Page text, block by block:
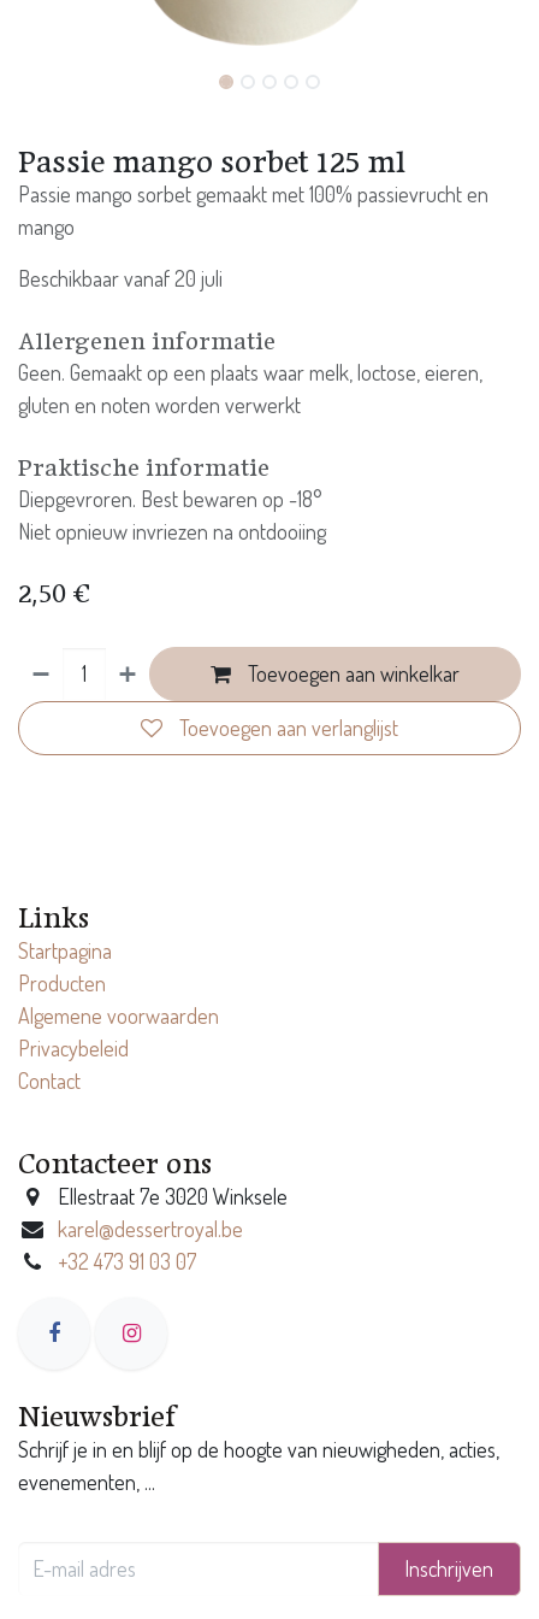
Passie mango sorbet 125 ml
Passie mango sorbet gemaakt met 100% passievrucht en
mango
Beschikbaar vanaf 20 juli
Allergenen informatie
Geen. Gemaakt op een plaats waar melk, loctose, eieren,
gluten en noten worden verwerkt
Praktische informatie
Diepgevroren. Best bewaren op -18°
Niet opnieuw invriezen na ontdooiing
2,50 €
Toevoegen aan winkelkar
Toevoegen aan verlanglijst
Links
Startpagina
Producten
Algemene voorwaarden
Privacybeleid
Contact
Contacteer ons
Ellestraat 7e 3020 Winksele
karel@dessertroyal.be
+32 473 91 03 07
Nieuwsbrief
Schrijf je in en blijf op de hoogte van nieuwigheden, acties,
evenementen, ...
Inschrijven